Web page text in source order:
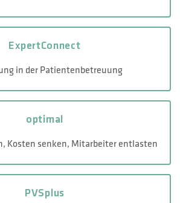
ExpertConnect
in der Patientenbetreuung
optimal
Kosten senken, Mitarbeiter entlasten
PVSplus